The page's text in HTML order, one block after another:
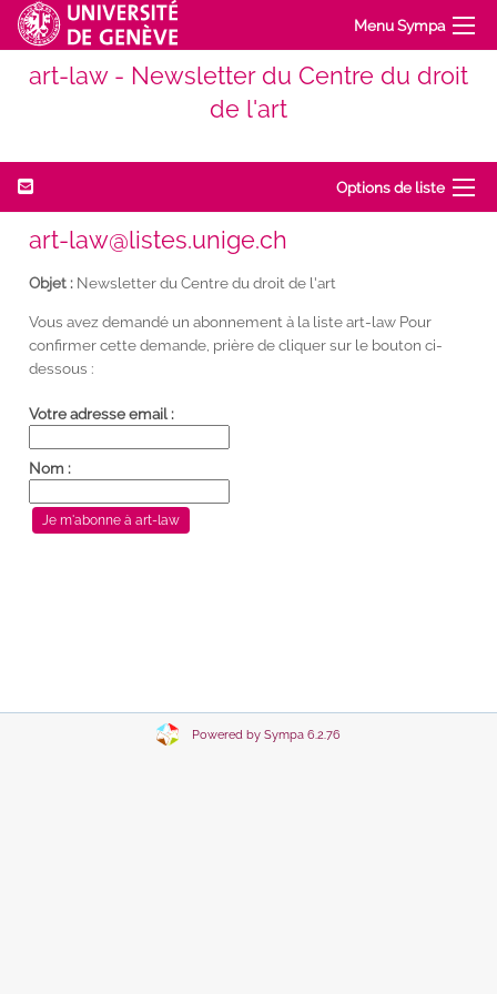
Menu Sympa
art-law - Newsletter du Centre du droit
de l'art
Options de liste
art-law@listes.unige.ch
Objet : Newsletter du Centre du droit de l'art
Vous avez demandé un abonnement à la liste art-law Pour
confirmer cette demande, prière de cliquer sur le bouton ci-
dessous :
Votre adresse email :
Nom :
Powered by Sympa 6.2.76